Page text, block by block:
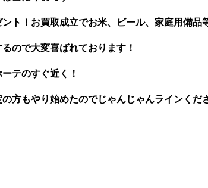
ト！お買取成立でお米、ビール、家庭用備品
ので大変喜ばれております！
テのすぐ近く！
方もやり始めたのでじゃんじゃんラインくだ